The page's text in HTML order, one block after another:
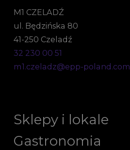
M1 CZELADŹ
ul. Będzińska 80
41-250 Czeladź
32 230 00 51
m1.czeladz@epp-poland.com
Sklepy i lokale
Gastronomia